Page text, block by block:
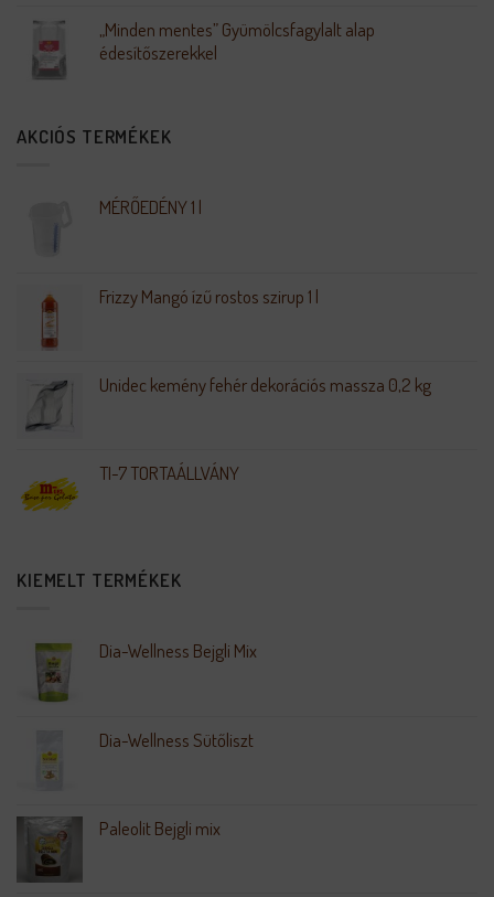
„Minden mentes” Gyümölcsfagylalt alap
édesítőszerekkel
AKCIÓS TERMÉKEK
MÉRŐEDÉNY 1 l
Frizzy Mangó ízű rostos szirup 1 l
Unidec kemény fehér dekorációs massza 0,2 kg
TI-7 TORTAÁLLVÁNY
KIEMELT TERMÉKEK
Dia-Wellness Bejgli Mix
Dia-Wellness Sütőliszt
Paleolit Bejgli mix